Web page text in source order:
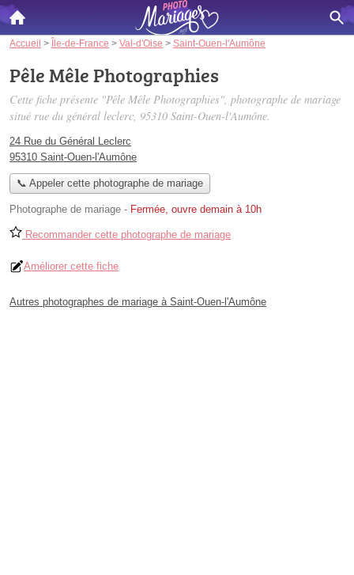
Accueil > Île-de-France > Val-d'Oise > Saint-Ouen-l'Aumône
Pêle Mêle Photographies
Cette fiche présente "Pêle Mêle Photographies", photographe de mariage
situé rue du général leclerc, 95310 Saint-Ouen-l'Aumône.
24 Rue du Général Leclerc
95310 Saint-Ouen-l'Aumône
📞 Appeler cette photographe de mariage
Photographe de mariage - Fermée, ouvre demain à 10h
Recommander cette photographe de mariage
Améliorer cette fiche
Autres photographes de mariage à Saint-Ouen-l'Aumône